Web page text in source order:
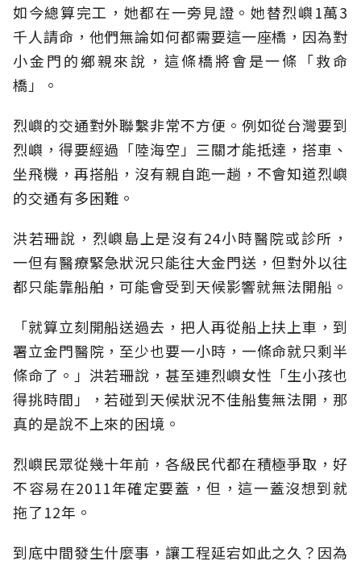
如今總算完工，她都在一旁見證。她替烈嶼1萬3
千人請命，他們無論如何都需要這一座橋，因為對
小金門的鄉親來說，這條橋將會是一條「救命
橋」。
烈嶼的交通對外聯繫非常不方便。例如從台灣要到
烈嶼，得要經過「陸海空」三關才能抵達，搭車、
坐飛機，再搭船，沒有親自跑一趟，不會知道烈嶼
的交通有多困難。
洪若珊說，烈嶼島上是沒有24小時醫院或診所，
一但有醫療緊急狀況只能往大金門送，但對外以往
都只能靠船舶，可能會受到天候影響就無法開船。
「就算立刻開船送過去，把人再從船上扶上車，到
署立金門醫院，至少也要一小時，一條命就只剩半
條命了。」洪若珊說，甚至連烈嶼女性「生小孩也
得挑時間」，若碰到天候狀況不佳船隻無法開，那
真的是說不上來的困境。
烈嶼民眾從幾十年前，各級民代都在積極爭取，好
不容易在2011年確定要蓋，但，這一蓋沒想到就
拖了12年。
到底中間發生什麼事，讓工程延宕如此之久？因為